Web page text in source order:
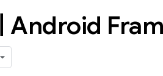
Android